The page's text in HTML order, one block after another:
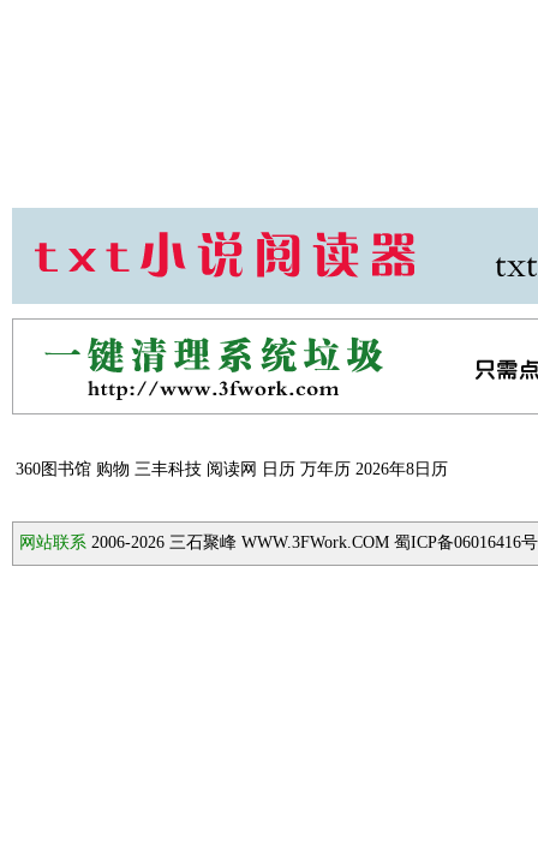
360图书馆 购物 三丰科技 阅读网 日历 万年历 2026年8日历
网站联系 2006-2026 三石聚峰 WWW.3FWork.COM 蜀ICP备06016416号